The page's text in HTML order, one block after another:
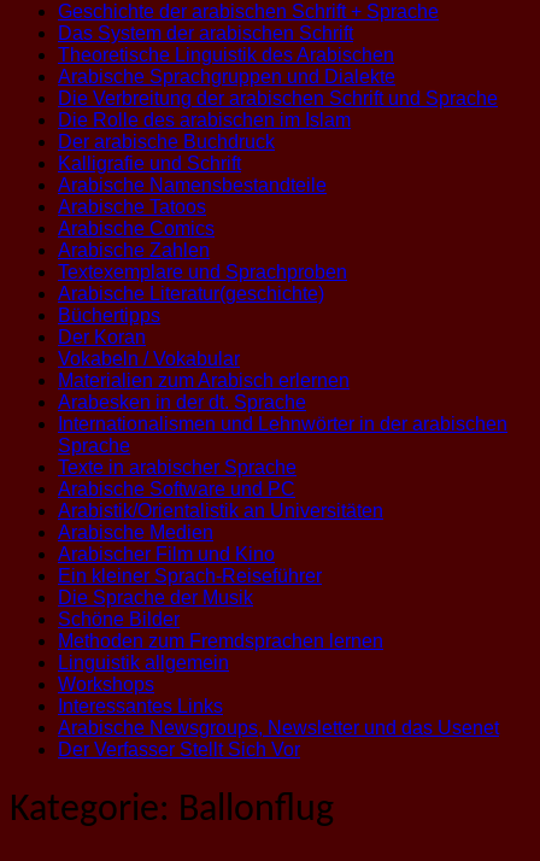
Geschichte der arabischen Schrift + Sprache
Das System der arabischen Schrift
Theoretische Linguistik des Arabischen
Arabische Sprachgruppen und Dialekte
Die Verbreitung der arabischen Schrift und Sprache
Die Rolle des arabischen im Islam
Der arabische Buchdruck
Kalligrafie und Schrift
Arabische Namensbestandteile
Arabische Tatoos
Arabische Comics
Arabische Zahlen
Textexemplare und Sprachproben
Arabische Literatur(geschichte)
Büchertipps
Der Koran
Vokabeln / Vokabular
Materialien zum Arabisch erlernen
Arabesken in der dt. Sprache
Internationalismen und Lehnwörter in der arabischen
Sprache
Texte in arabischer Sprache
Arabische Software und PC
Arabistik/Orientalistik an Universitäten
Arabische Medien
Arabischer Film und Kino
Ein kleiner Sprach-Reiseführer
Die Sprache der Musik
Schöne Bilder
Methoden zum Fremdsprachen lernen
Linguistik allgemein
Workshops
Interessantes Links
Arabische Newsgroups, Newsletter und das Usenet
Der Verfasser Stellt Sich Vor
Kategorie: Ballonflug